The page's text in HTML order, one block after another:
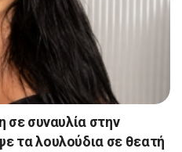
σε συναυλία στην
τα λουλούδια σε θεατή